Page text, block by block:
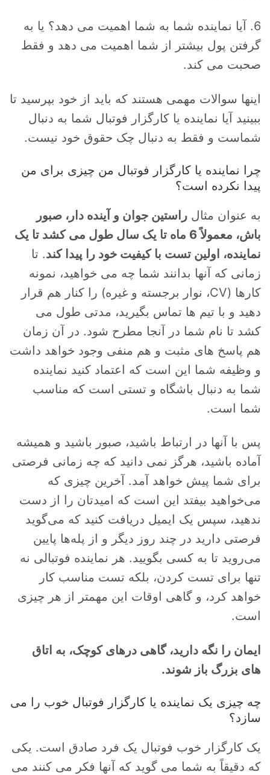
6. آیا نماینده شما به شما اهمیت می دهد؟ یا به
گرفتن پول بیشتر از شما اهمیت می دهد و فقط
صحبت می کند.
اینها سوالات مهمی هستند که باید از خود بپرسید تا
ببینید آیا نماینده یا کارگزار فوتبال شما به دنبال
شماست و فقط به دنبال چک حقوق خود نیست.
چرا نماینده یا کارگزار فوتبال من چیزی برای من
پیدا نکرده است؟
به عنوان مثالراستین جوان و آینده دار، صبور
باش، معمولاً 6 ماه تا یک سال طول می کشد تا یک
نماینده، اولین تست با کیفیت خود را پیدا کند. تا
زمانی که آنها بدانند شما چه می خواهید، نمونه
کارها (CV، نوار برجسته و غیره) را کنار هم قرار
دهید و با تیم ها تماس بگیرید، مدتی طول می
کشد تا نام شما در آنجا مطرح شود. در آن زمان
هم پاسخ های مثبت و هم منفی وجود خواهد داشت
و وظیفه شما این است که اعتماد کنید نماینده
شما به دنبال باشگاه و تستی است که مناسب
شما است.
پس با آنها در ارتباط باشید، صبور باشید و همیشه
آماده باشید، هرگز نمی دانید که چه زمانی فرصتی
برای شما پیش خواهد آمد. آخرین چیزی که
می‌خواهید بیفتد این است که امیدتان را از دست
ندهید، سپس یک ایمیل دریافت کنید که می‌گوید
فرصتی دارید در چند روز دیگر و از پله‌ها پایین
می‌روید تا به کسی بگویید. هر نماینده فوتبالی نه
تنها برای تست کردن، بلکه تست مناسب کار
خواهد کرد، و گاهی اوقات این مهمتر از هر چیزی
است.
ایمان را نگه دارید، گاهی درهای کوچک، به اتاق
های بزرگ باز شوند.
چه چیزی یک نماینده یا کارگزار فوتبال خوب را می
سازد؟
یک کارگزار خوب فوتبال یک فرد صادق است. یکی
که دقیقاً به شما می گوید که آنها فکر می کنند می